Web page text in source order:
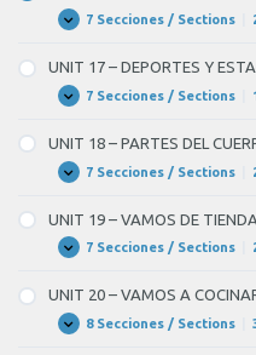
Expandir
UNIT
–
EN
LA
CIUDAD
7 Secciones / Sections
UNIT 17 – DEPORTES Y
Expandir
UNIT
–
DEPORTES
Y
ESTADOS
7 Secciones / Sections
UNIT 18 – PARTES DEL
Expandir
UNIT
–
PARTES
DEL
EN
EL
MÉDICO
7 Secciones / Sections
UNIT 19 – VAMOS DE
Expandir
UNIT
–
VAMOS
DE
TIENDAS
7 Secciones / Sections
UNIT 20 – VAMOS A
Expandir
UNIT8 Secciones / Sections